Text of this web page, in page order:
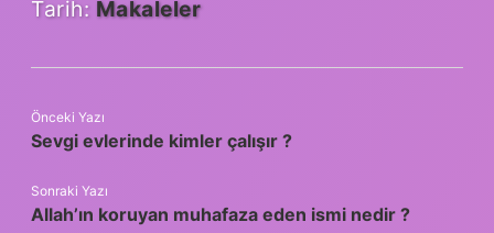
Tarih: Makaleler
Önceki Yazı
Sevgi evlerinde kimler çalışır ?
Sonraki Yazı
Allah’ın koruyan muhafaza eden ismi nedir ?